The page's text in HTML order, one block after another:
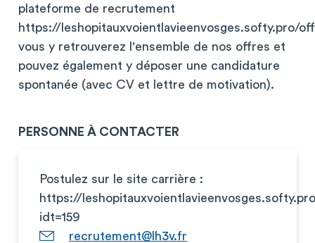
plateforme de recrutement
https://leshopitauxvoientlavieenvosges.softy.pro/
vous y retrouverez l'ensemble de nos offres et
pouvez également y déposer une candidature
spontanée (avec CV et lettre de motivation).
PERSONNE À CONTACTER
Postulez sur le site carrière :
https://
idt=159
recrutement@lh3v.fr